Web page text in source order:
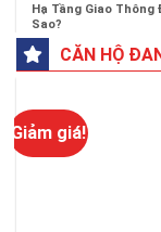
Hạ Tầng Giao Thông
Sao?
CĂN HỘ
Giảm giá!